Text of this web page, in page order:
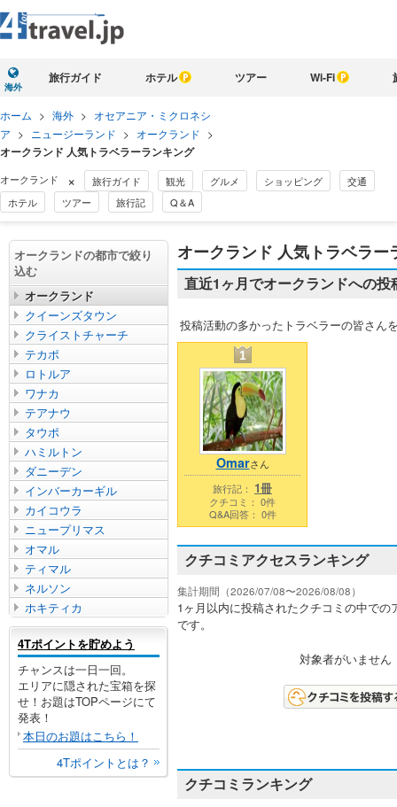
海外
旅行ガイド ホテル ツアー Wi-Fi
ホーム > 海外 > オセアニア・ミクロネシ
ア > ニュージーランド > オークランド >
オークランド 人気トラベラーランキング
オークランド × 旅行ガイド 観光 グルメ ショッピング
交通
ホテル
ツアー 旅行記 Q＆A
オークランド 人気トラベラー
直近1ヶ月でオークランドへの
投稿活動の多かったトラベラーの皆さん
1
Omarさん
旅行記： 1冊
クチコミ： 0件
Q&A回答： 0件
クチコミアクセスランキング
集計期間（2026/07/08〜2026/08/08）
1ヶ月以内に投稿されたクチコミの中での
です。
対象者がいません
クチコミランキング
オークランドの都市で絞り
込む
オークランド
クイーンズタウン
クライストチャーチ
テカポ
ロトルア
ワナカ
テアナウ
タウポ
ハミルトン
ダニーデン
インバーカーギル
カイコウラ
ニュープリマス
オマル
ティマル
ネルソン
ホキティカ
4Tポイントを貯めよう
チャンスは一日一回。
エリアに隠された宝箱を探
せ！お題はTOPページにて
発表！
本日のお題はこちら！
4Tポイントとは？